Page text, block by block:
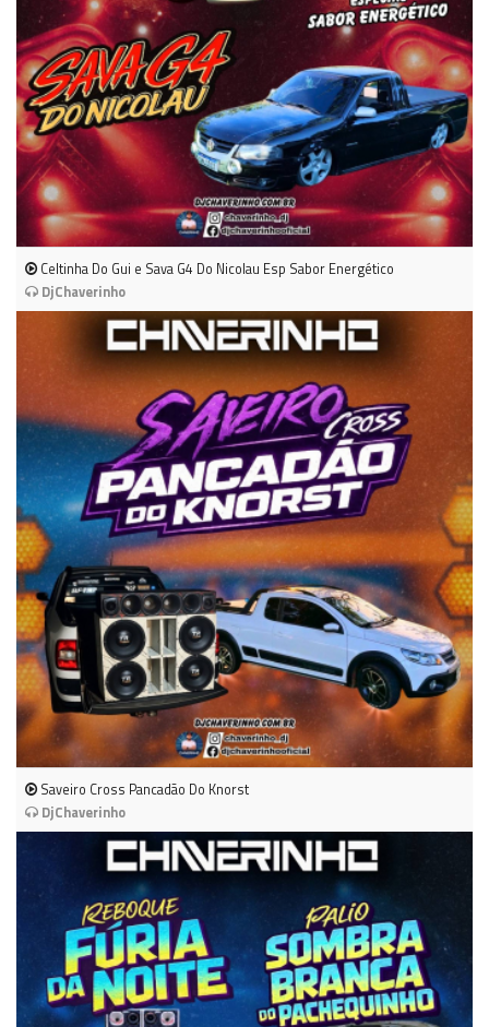
Celtinha Do Gui e Sava G4 Do Nicolau Esp Sabor Energético
DjChaverinho
Saveiro Cross Pancadão Do Knorst
DjChaverinho